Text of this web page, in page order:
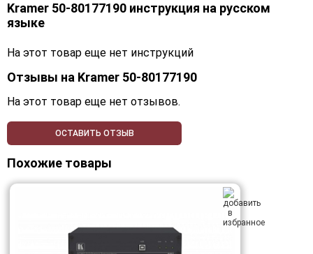
Kramer 50-80177190 инструкция на русском
языке
На этот товар еще нет инструкций
Отзывы на Kramer 50-80177190
На этот товар еще нет отзывов.
ОСТАВИТЬ ОТЗЫВ
Похожие товары